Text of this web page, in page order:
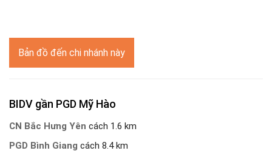
Bản đồ đến chi nhánh này
BIDV gần PGD Mỹ Hào
CN Bắc Hưng Yên cách 1.6 km
PGD Bình Giang cách 8.4 km